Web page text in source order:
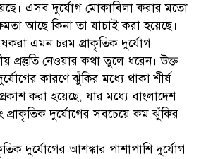
এসব দুর্যোগ মোকাবিলা করার মতো
আছে কিনা তা যাচাই করা হয়েছে।
এমন চরম প্রাকৃতিক দুর্যোগ
প্রস্তুতি নেওয়ার কথা তুলে ধরেন। উক্ত
কারণে ঝুঁকির মধ্যে থাকা শীর্ষ
করা হয়েছে, যার মধ্যে বাংলাদেশ
প্রাকৃতিক দুর্যোগের সবচেয়ে কম ঝুঁকির
দুর্যোগের আশঙ্কার পাশাপাশি দুর্যোগ